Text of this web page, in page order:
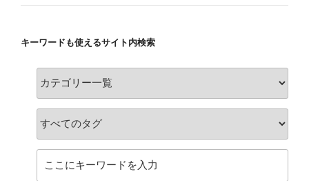
キーワードも使えるサイト内検索